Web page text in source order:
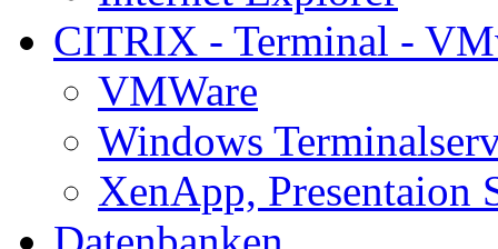
CITRIX - Terminal -
VMWare
Windows
XenApp, Presentaion